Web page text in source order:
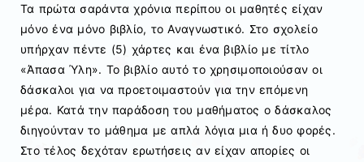
Τα πρώτα σαράντα χρόνια περίπου οι μαθητές είχαν
μόνο ένα μόνο βιβλίο, το Αναγνωστικό. Στο σχολείο
υπήρχαν πέντε (5) χάρτες και ένα βιβλίο με τίτλο
«Άπασα Ύλη». Το βιβλίο αυτό το χρησιμοποιούσαν οι
δάσκαλοι για να προετοιμαστούν για την επόμενη
μέρα. Κατά την παράδοση του μαθήματος ο δάσκαλος
διηγούνταν το μάθημα με απλά λόγια μια ή δυο φορές.
Στο τέλος δεχόταν ερωτήσεις αν είχαν απορίες οι